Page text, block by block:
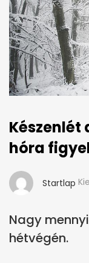
Készenlét
hóra
Startlap
Nagy
hétvégén.